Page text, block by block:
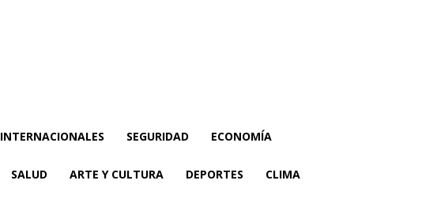
INTERNACIONALES SEGURIDAD ECONOMÍA
SALUD ARTE Y CULTURA DEPORTES CLIMA